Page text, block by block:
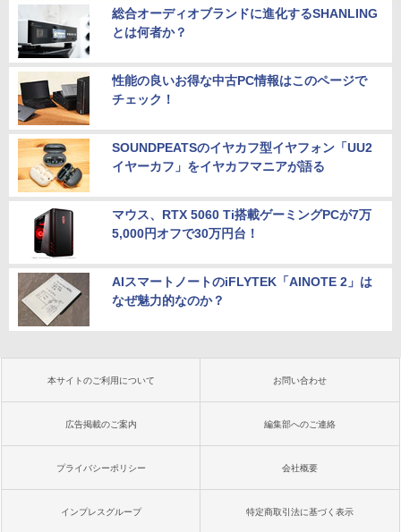
総合オーディオブランドに進化するSHANLING
とは何者か？
性能の良いお得な中古PC情報はこのページで
チェック！
SOUNDPEATSのイヤカフ型イヤフォン「UU2
イヤーカフ」をイヤカフマニアが語る
マウス、RTX 5060 Ti搭載ゲーミングPCが7万
5,000円オフで30万円台！
AIスマートノートのiFLYTEK「AINOTE 2」は
なぜ魅力的なのか？
本サイトのご利用について お問い合わせ
広告掲載のご案内 編集部へのご連絡
プライバシーポリシー 会社概要
インプレスグループ 特定商取引法に基づく表示